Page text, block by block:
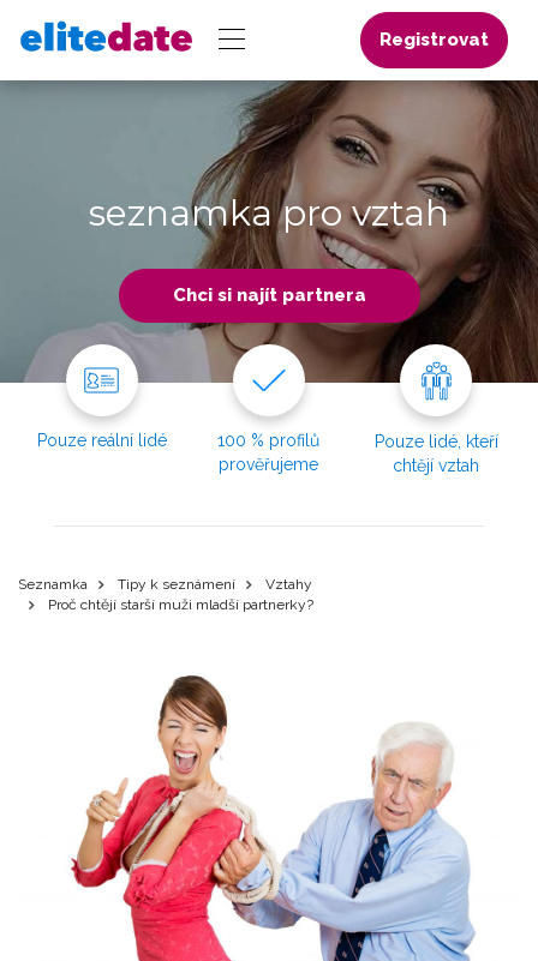
Registrovat
seznamka pro vztah
Chci si najít partnera
Pouze reální lidé
100 % profilů
prověřujeme
Pouze lidé, kteří
chtějí vztah
Seznamka Tipy k seznámení
Vztahy
Proč chtějí starší muži mladší partnerky?